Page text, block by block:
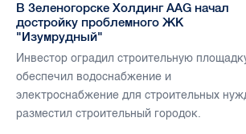
В Зеленогорске Холдинг AAG начал
достройку проблемного ЖК
"Изумрудный"
Инвестор оградил строительную
обеспечил водоснабжение и
электроснабжение для строительных
разместил строительный городок.